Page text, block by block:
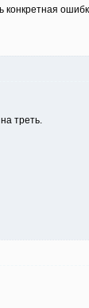
конкретная
треть.